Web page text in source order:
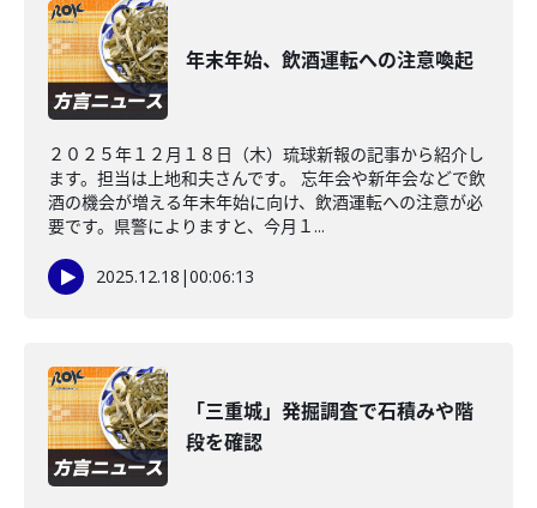
年末年始、飲酒運転への注意喚起
２０２５年１２月１８日（木）琉球新報の記事から紹介し
ます。担当は上地和夫さんです。 忘年会や新年会などで飲
酒の機会が増える年末年始に向け、飲酒運転への注意が必
要です。県警によりますと、今月１...
2025.12.18 |00:06:13
「三重城」発掘調査で石積みや階
段を確認